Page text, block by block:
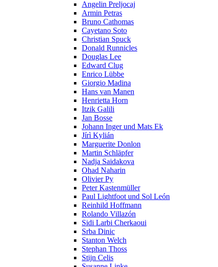
Angelin Preljocaj
Armin Petras
Bruno Cathomas
Cayetano Soto
Christian Spuck
Donald Runnicles
Douglas Lee
Edward Clug
Enrico Lübbe
Giorgio Madina
Hans van Manen
Henrietta Horn
Itzik Galili
Jan Bosse
Johann Inger und Mats Ek
Jírì Kylián
Marguerite Donlon
Martin Schläpfer
Nadja Saidakova
Ohad Naharin
Olivier Py
Peter Kastenmüller
Paul Lightfoot und Sol León
Reinhild Hoffmann
Rolando Villazón
Sidi Larbi Cherkaoui
Srba Dinic
Stanton Welch
Stephan Thoss
Stijn Celis